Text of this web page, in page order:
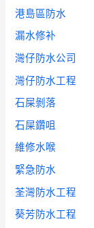
港島區防水
漏水修补
灣仔防水公司
灣仔防水工程
石屎剝落
石屎鑽咀
維修水喉
緊急防水
荃灣防水工程
葵芳防水工程